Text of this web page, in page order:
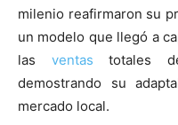
milenio reafirmaron su
un modelo que llegó a
las ventas totales
demostrando su
mercado local.